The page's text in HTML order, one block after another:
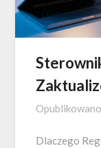
Opublikowano
Dlaczego